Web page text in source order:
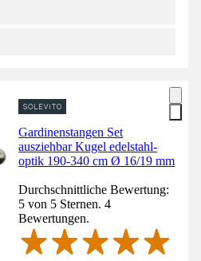
Gardinenstangen Set
ausziehbar Kugel edelstahl-
optik 190-340 cm Ø 16/19 mm
Durchschnittliche Bewertung:
5 von 5 Sternen. 4
Bewertungen.